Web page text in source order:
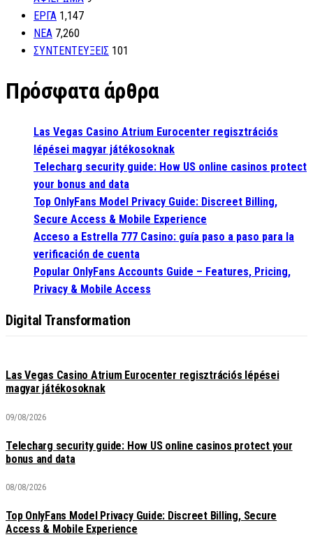
ΕΡΓΑ 1,147
ΝΕΑ 7,260
ΣΥΝΤΕΝΤΕΥΞΕΙΣ 101
Πρόσφατα άρθρα
Las Vegas Casino Atrium Eurocenter regisztrációs
lépései magyar játékosoknak
Telecharg security guide: How US online casinos protect
your bonus and data
Top OnlyFans Model Privacy Guide: Discreet Billing,
Secure Access & Mobile Experience
Acceso a Estrella 777 Casino: guía paso a paso para la
verificación de cuenta
Popular OnlyFans Accounts Guide – Features, Pricing,
Privacy & Mobile Access
Digital Transformation
Las Vegas Casino Atrium Eurocenter regisztrációs lépései
magyar játékosoknak
09/08/2026
Telecharg security guide: How US online casinos protect your
bonus and data
08/08/2026
Top OnlyFans Model Privacy Guide: Discreet Billing, Secure
Access & Mobile Experience